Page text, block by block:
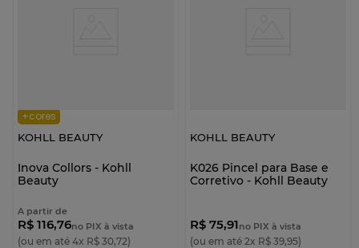
+cores
KOHLL BEAUTY
Inova Collors - Kohll
Beauty
A partir de
R$ 116,76no PIX à vista
(ou em até 4x R$ 30,72)
KOHLL BEAUTY
K026 Pincel para Base e
Corretivo - Kohll Beauty
R$ 75,91no PIX à vista
(ou em até 2x R$ 39,95)